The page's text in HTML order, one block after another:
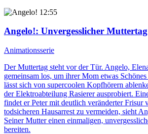
12:55
Angelo!: Unvergesslicher Muttertag
Animationsserie
Der Muttertag steht vor der Tür. Angelo,
gemeinsam los, um ihrer Mom etwas
lässt sich von supercoolen Kopfhörern
der Elektroabteilung Rasierer ausprobiert.
findet er Peter mit deutlich veränderter Frisur
todsicheren Hausarrest zu vermeiden, sieht
Seiner Mutter einen einmaligen,
bereiten.